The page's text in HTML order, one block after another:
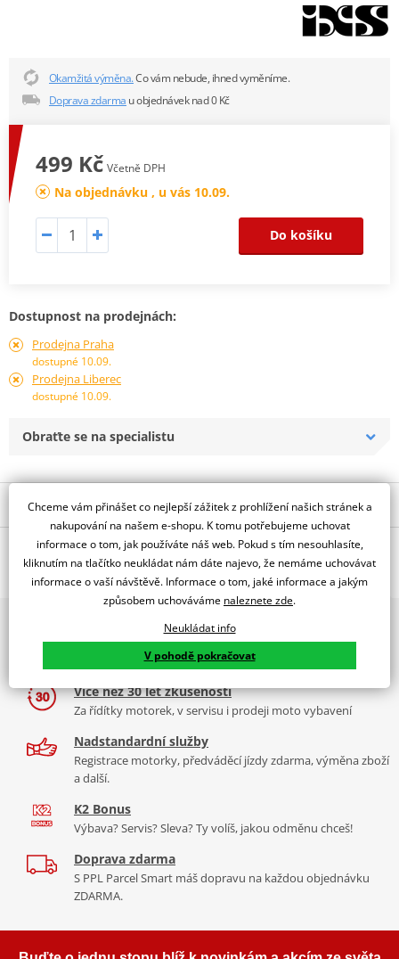
Okamžitá výměna.Co vám nebude, ihned vyměníme.
Doprava zdarma u objednávek nad 0 Kč
499 Kč Včetně DPH
Na objednávku , u vás 10.09.
Do košíku
Dostupnost na prodejnách:
Prodejna Praha
dostupné 10.09.
Prodejna Liberec
dostupné 10.09.
Obraťte se na specialistu
Popis a parametry
Jsme autorizovaný
dealer značky IXS
Štítek/pík k helmě iXS – odolný a lehký doplněk helmy navržený
pro optimalizaci ochrany a viditelnosti, který poskytuje styl a
Tabulka velikostí
Jak se změřit
Co když mi to nebude
O výrobci
iXS je tradiční značka motocyklového oblečení a vybavení původem
ze Švýcarska. Značka iXS staví na tradičních hodnotách, kterými
jsou švýcarskost (rozuměj kvalita a použitelnost), autentičnost
(málokdy vidíte takové nadšence pro motorky jako v iXS), a tradice.
zpracování. Firma přinesla mnoho inovací, které si nechala
patentovat, jejich výrobky jsou funkční a perfektně
Více informací o značce
Zobrazit všechny produktyznačky IXS
2x multibrand showroom
9 značek motocyklů, servis, oblečení, doplňky i náhradní
díly, to vše v Praze a Liberci
Více než 30 let zkušeností
Za řídítky motorek, v servisu i prodeji moto vybavení
Nadstandardní služby
Registrace motorky, předváděcí jízdy zdarma, výměna zboží
a další.
K2 Bonus
Výbava? Servis? Sleva? Ty volíš, jakou odměnu chceš!
Doprava zdarma
S PPL Parcel Smart máš dopravu na každou objednávku
ZDARMA.
Chceme vám přinášet co nejlepší zážitek z prohlížení našich stránek a
nakupování na našem e-shopu. K tomu potřebujeme uchovat
informace o tom, jak používáte náš web. Pokud s tím nesouhlasíte,
kliknutím na tlačítko neukládat nám dáte najevo, že nemáme uchovávat
informace o vaší návštěvě. Informace o tom, jaké informace a jakým
způsobem uchováváme naleznete zde.
Neukládat info
V pohodě pokračovat